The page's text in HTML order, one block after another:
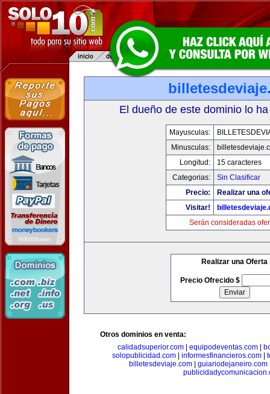
El dueño de este dominio lo
Mayusculas:
Minusculas:
Longitud:
15 caracteres
Categorias:
Sin Clasificar
Precio:
Realizar una
Visitar!
Serán consideradas
Realizar una Oferta
Precio Ofrecido $
Otros dominios en venta:
calidadsuperior.com
equipodeventas.com
solopublicidad.com| informesfinancieros.com|
billetesdeviaje.com| guiariodejaneiro.com